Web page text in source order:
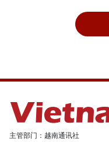
主管部门：越南通讯社